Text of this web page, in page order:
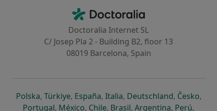
Doctoralia - Homepage
Doctoralia Internet SL
C/ Josep Pla 2 - Building B2, floor 13
08019 Barcelona, Spain
Polskaabre num novo separador
, Türkiyeabre num novo separador
, Españaabre num novo separador
, Italiaabre num novo
, Deutschlandabre num
, Česko,
Portugalabre num novo separador
, Méxicoabre num novo separador
, Chileabre num novo separador
, Brasilabre num novo
, Argentinaabre num
, Perúabre
,